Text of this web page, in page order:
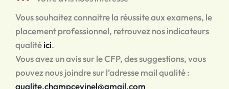
Vous souhaitez connaitre la réussite aux examens, le
placement professionnel, retrouvez nos indicateurs
qualitéici.
Vous avez un avis sur le CFP, des suggestions, vous
pouvez nous joindre sur l’adresse mail qualité :
qualite.champcevinel@gmail.com